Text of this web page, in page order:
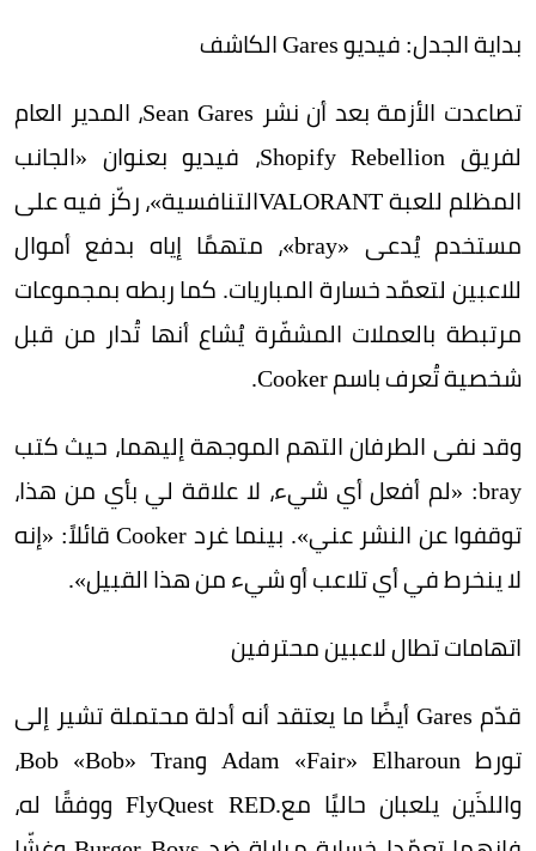
بداية الجدل: فيديو Gares الكاشف
تصاعدت الأزمة بعد أن نشر Sean Gares، المدير العام
لفريق Shopify Rebellion، فيديو بعنوان «الجانب
المظلم للعبة VALORANTالتنافسية»، ركّز فيه على
مستخدم يُدعى «bray»، متهمًا إياه بدفع أموال
للاعبين لتعمّد خسارة المباريات. كما ربطه بمجموعات
مرتبطة بالعملات المشفّرة يُشاع أنها تُدار من قبل
شخصية تُعرف باسم Cooker.
وقد نفى الطرفان التهم الموجهة إليهما، حيث كتب
bray: «لم أفعل أي شيء، لا علاقة لي بأي من هذا،
توقفوا عن النشر عني». بينما غرد Cooker قائلاً: «إنه
لا ينخرط في أي تلاعب أو شيء من هذا القبيل».
اتهامات تطال لاعبين محترفين
قدّم Gares أيضًا ما يعتقد أنه أدلة محتملة تشير إلى
تورط Adam «Fair» Elharoun وBob «Bob» Tran،
واللذَين يلعبان حاليًا مع.FlyQuest RED ووفقًا له،